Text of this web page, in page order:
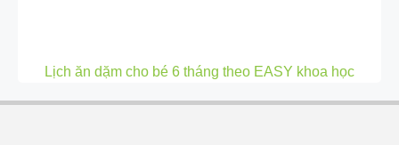
Lịch ăn dặm cho bé 6 tháng theo EASY khoa học